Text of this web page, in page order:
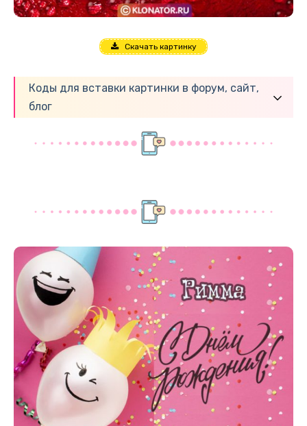
Скачать картинку
Коды для вставки картинки в форум, сайт,
блог